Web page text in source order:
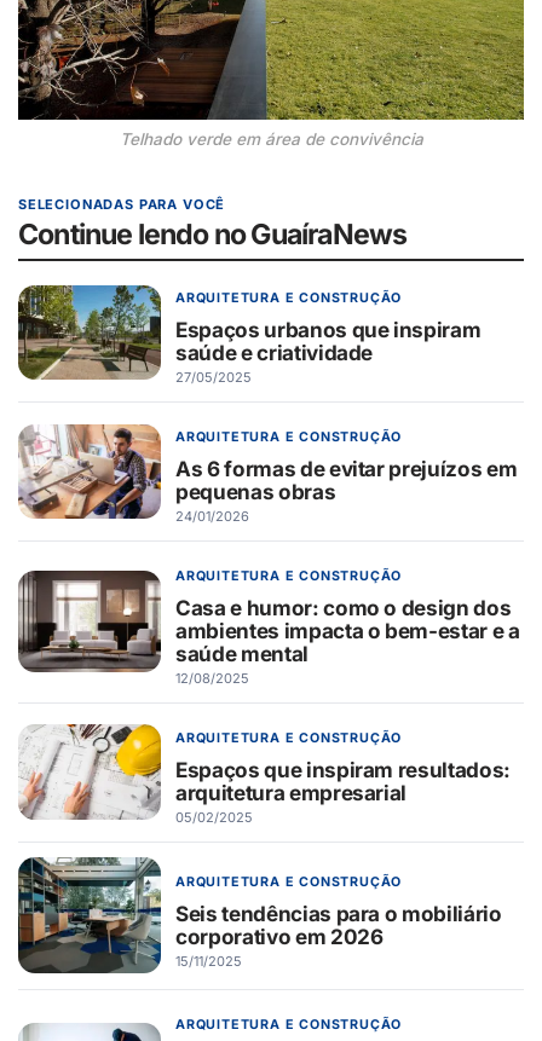
Telhado verde em área de convivência
SELECIONADAS PARA VOCÊ
Continue lendo no GuaíraNews
ARQUITETURA E CONSTRUÇÃO
Espaços urbanos que inspiram
saúde e criatividade
27/05/2025
ARQUITETURA E CONSTRUÇÃO
As 6 formas de evitar prejuízos em
pequenas obras
24/01/2026
ARQUITETURA E CONSTRUÇÃO
Casa e humor: como o design dos
ambientes impacta o bem-estar e a
saúde mental
12/08/2025
ARQUITETURA E CONSTRUÇÃO
Espaços que inspiram resultados:
arquitetura empresarial
05/02/2025
ARQUITETURA E CONSTRUÇÃO
Seis tendências para o mobiliário
corporativo em 2026
15/11/2025
ARQUITETURA E CONSTRUÇÃO